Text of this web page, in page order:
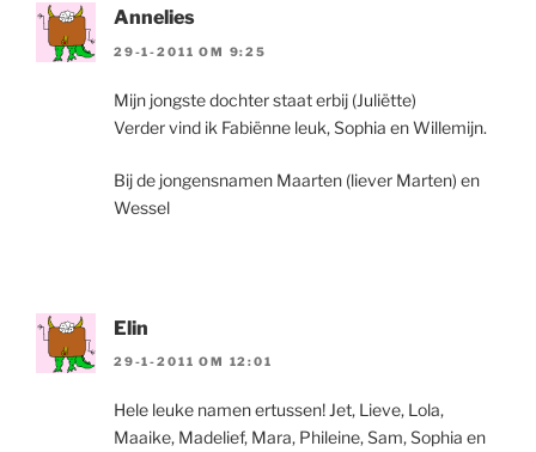
Annelies
29-1-2011 OM 9:25
Mijn jongste dochter staat erbij (Juliëtte)
Verder vind ik Fabiënne leuk, Sophia en Willemijn.
Bij de jongensnamen Maarten (liever Marten) en
Wessel
Elin
29-1-2011 OM 12:01
Hele leuke namen ertussen! Jet, Lieve, Lola,
Maaike, Madelief, Mara, Phileine, Sam, Sophia en